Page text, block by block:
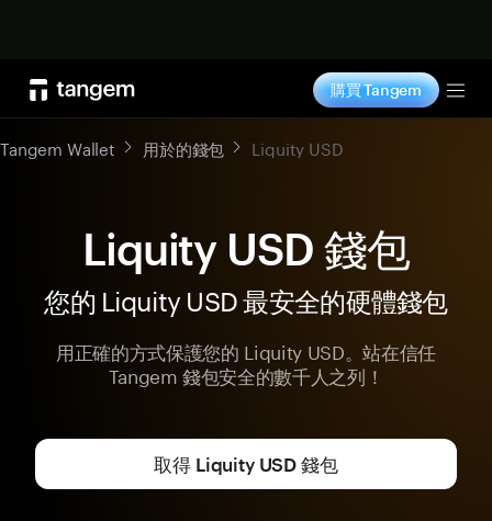
購買 Tangem
Tangem Wallet 用於的錢包 Liquity USD
Liquity USD 錢包
您的 Liquity USD 最安全的硬體錢包
用正確的方式保護您的 Liquity USD。站在信任
Tangem 錢包安全的數千人之列！
取得 Liquity USD 錢包